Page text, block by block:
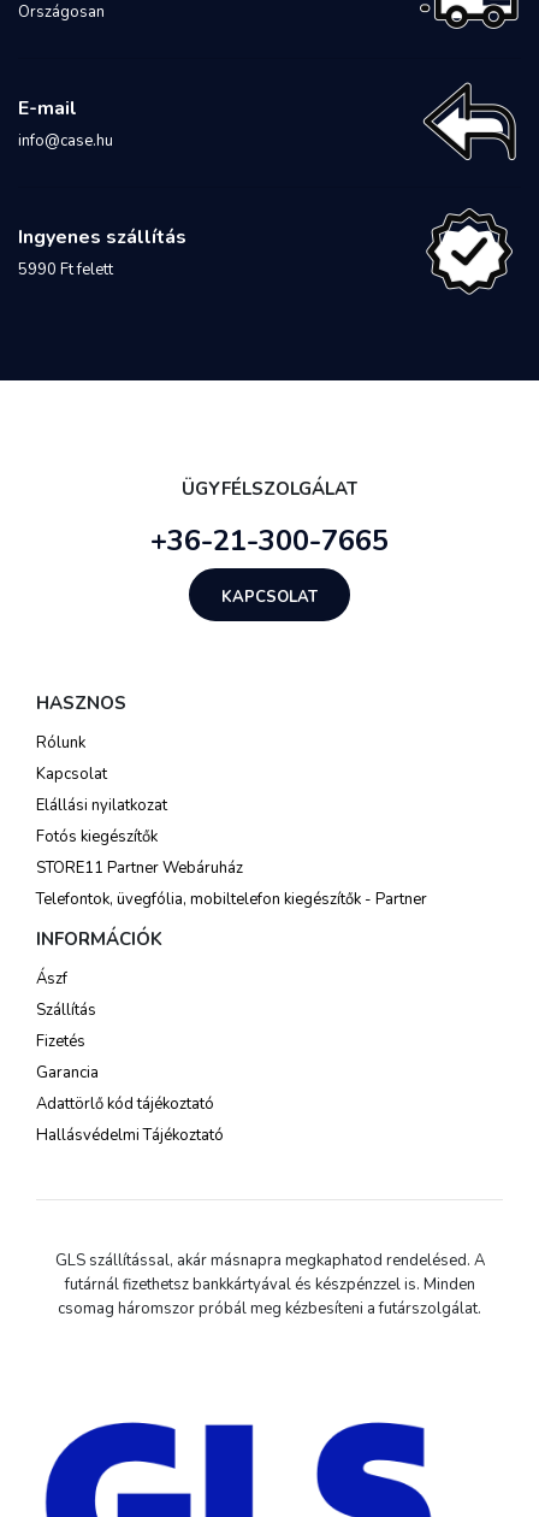
Országosan
E-mail
info@case.hu
Ingyenes szállítás
5990 Ft felett
ÜGYFÉLSZOLGÁLAT
+36-21-300-7665
KAPCSOLAT
HASZNOS
Rólunk
Kapcsolat
Elállási nyilatkozat
Fotós kiegészítők
STORE11 Partner Webáruház
Telefontok, üvegfólia, mobiltelefon kiegészítők - Partner
INFORMÁCIÓK
Ászf
Szállítás
Fizetés
Garancia
Adattörlő kód tájékoztató
Hallásvédelmi Tájékoztató
GLS szállítással, akár másnapra megkaphatod rendelésed. A
futárnál fizethetsz bankkártyával és készpénzzel is. Minden
csomag háromszor próbál meg kézbesíteni a futárszolgálat.